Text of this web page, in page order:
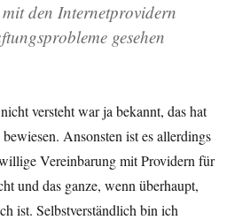
den Internetprovidern
gesehen
versteht war ja bekannt, das hat
Ansonsten ist es allerdings
Vereinbarung mit Providern für
und das ganze, wenn überhaupt,
ist. Selbstverständlich bin ich